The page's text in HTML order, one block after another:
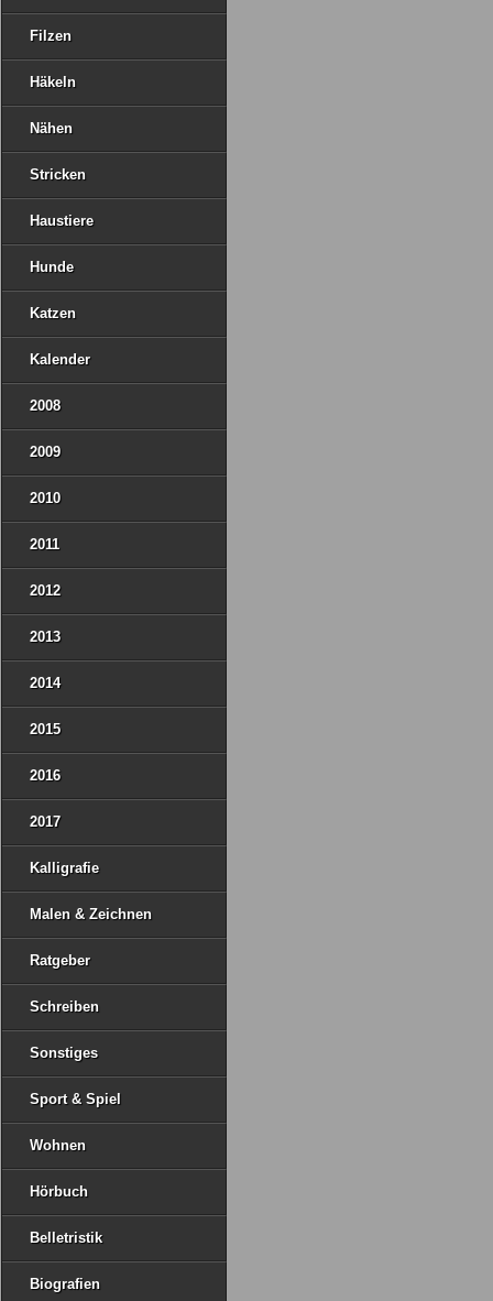
Filzen
Häkeln
Nähen
Stricken
Haustiere
Hunde
Katzen
Kalender
2008
2009
2010
2011
2012
2013
2014
2015
2016
2017
Kalligrafie
Malen & Zeichnen
Ratgeber
Schreiben
Sonstiges
Sport & Spiel
Wohnen
Hörbuch
Belletristik
Biografien